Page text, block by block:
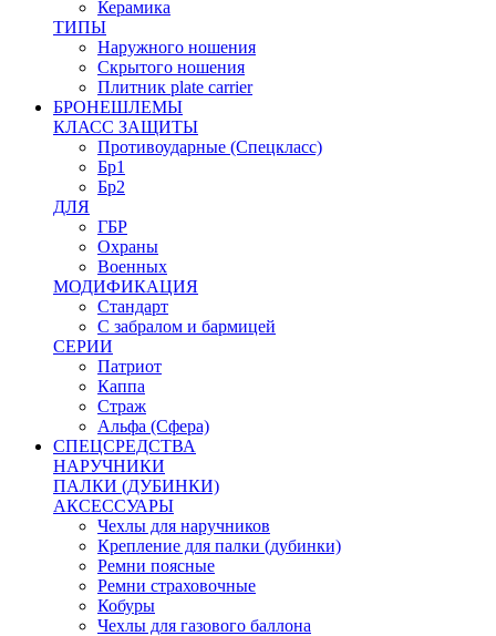
Керамика
ТИПЫ
Наружного ношения
Скрытого ношения
Плитник plate carrier
БРОНЕШЛЕМЫ
КЛАСС ЗАЩИТЫ
Противоударные (Спецкласс)
Бр1
Бр2
ДЛЯ
ГБР
Охраны
Военных
МОДИФИКАЦИЯ
Стандарт
С забралом и бармицей
СЕРИИ
Патриот
Каппа
Страж
Альфа (Сфера)
СПЕЦСРЕДСТВА
НАРУЧНИКИ
ПАЛКИ (ДУБИНКИ)
АКСЕССУАРЫ
Чехлы для наручников
Крепление для палки (дубинки)
Ремни поясные
Ремни страховочные
Кобуры
Чехлы для газового баллона